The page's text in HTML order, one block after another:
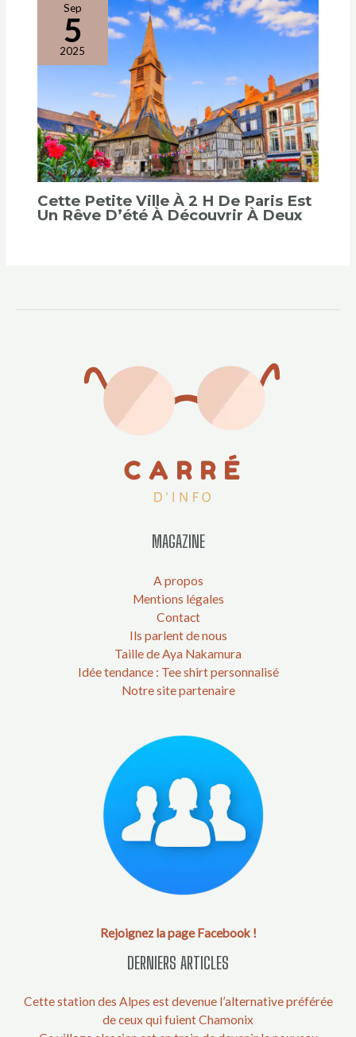
Sep
5
2025
Cette Petite Ville À 2 H De Paris Est
Un Rêve D’été À Découvrir À Deux
MAGAZINE
A propos
Mentions légales
Contact
Ils parlent de nous
Taille de Aya Nakamura
Idée tendance : Tee shirt personnalisé
Notre site partenaire
Rejoignez la page Facebook !
DERNIERS ARTICLES
Cette station des Alpes est devenue l’alternative préférée
de ceux qui fuient Chamonix